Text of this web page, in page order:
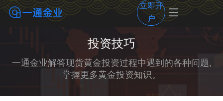
立即开
户
投资技巧
一通金业解答现货黄金投资过程中遇到的各种问题,
掌握更多黄金投资知识。